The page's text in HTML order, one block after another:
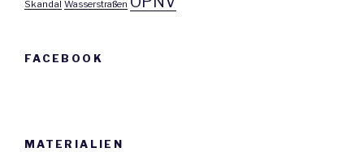
Skandal Wasserstraßen
FACEBOOK
MATERIALIEN